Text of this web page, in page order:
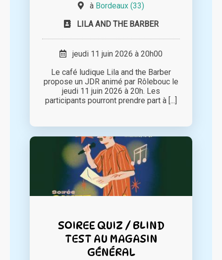
à Bordeaux (33)
LILA AND THE BARBER
jeudi 11 juin 2026 à 20h00
Le café ludique Lila and the Barber
propose un JDR animé par Rôlebouc le
jeudi 11 juin 2026 à 20h. Les
participants pourront prendre part à [...]
SOIREE QUIZ / BLIND
TEST AU MAGASIN
GÉNÉRAL